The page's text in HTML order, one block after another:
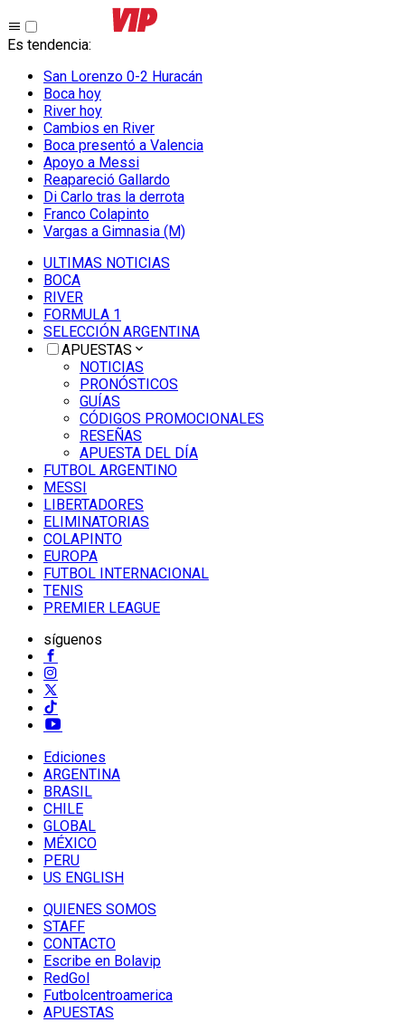
Es tendencia:
San Lorenzo 0-2 Huracán
Boca hoy
River hoy
Cambios en River
Boca presentó a Valencia
Apoyo a Messi
Reapareció Gallardo
Di Carlo tras la derrota
Franco Colapinto
Vargas a Gimnasia (M)
ULTIMAS NOTICIAS
BOCA
RIVER
FORMULA 1
SELECCIÓN ARGENTINA
APUESTAS
NOTICIAS
PRONÓSTICOS
GUÍAS
CÓDIGOS PROMOCIONALES
RESEÑAS
APUESTA DEL DÍA
FUTBOL ARGENTINO
MESSI
LIBERTADORES
ELIMINATORIAS
COLAPINTO
EUROPA
FUTBOL INTERNACIONAL
TENIS
PREMIER LEAGUE
síguenos
Ediciones
ARGENTINA
BRASIL
CHILE
GLOBAL
MÉXICO
PERU
US ENGLISH
QUIENES SOMOS
STAFF
CONTACTO
Escribe en Bolavip
RedGol
Futbolcentroamerica
APUESTAS